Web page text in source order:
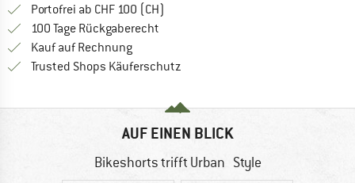
Portofrei ab CHF 100 (CH)
100 Tage Rückgaberecht
Kauf auf RechnungFinde die Zahlungs-Infos hier! Öffnet
Trusted Shops Käuferschutz
AUF EINEN BLICK
Bikeshorts trifft Urban Style